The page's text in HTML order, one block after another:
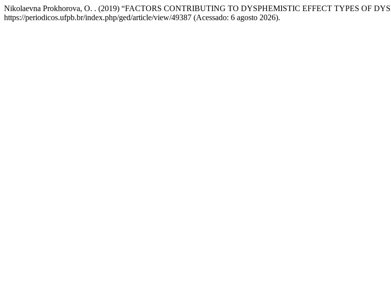
Nikolaevna Prokhorova, O. . (2019) “FACTORS CONTRIBUTING TO DYSPHEMISTIC EFFECT TYPES OF
https://periodicos.ufpb.br/index.php/ged/article/view/49387 (Acessado: 6 agosto 2026).